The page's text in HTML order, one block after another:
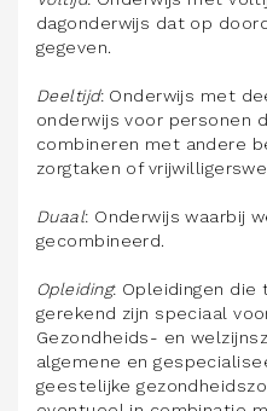
dagonderwijs dat op
gegeven.
Deeltijd: Onderwijs met
onderwijs voor personen
combineren met andere
zorgtaken of
Duaal: Onderwijs waarbij
gecombineerd.
Opleiding: Opleidingen die
gerekend zijn speciaal
Gezondheids- en
algemene en
geestelijke